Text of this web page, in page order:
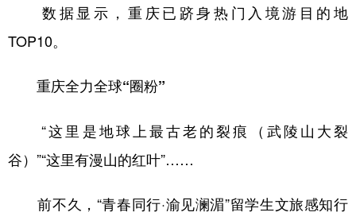
数据显示，重庆已跻身热门入境游目的地
TOP10。
重庆全力全球“圈粉”
“这里是地球上最古老的裂痕（武陵山大裂
谷）”“这里有漫山的红叶”……
前不久，“青春同行·渝见澜湄”留学生文旅感知行